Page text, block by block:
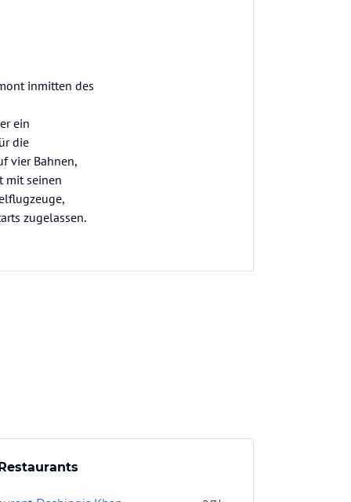
inmitten des
ein
die
vier Bahnen,
mit seinen
zugelassen.